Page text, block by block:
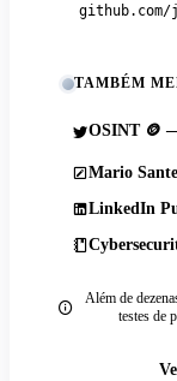
github.com/
TAMBÉM
OSINT 🪙
Mario
LinkedIn
Além de
testes de